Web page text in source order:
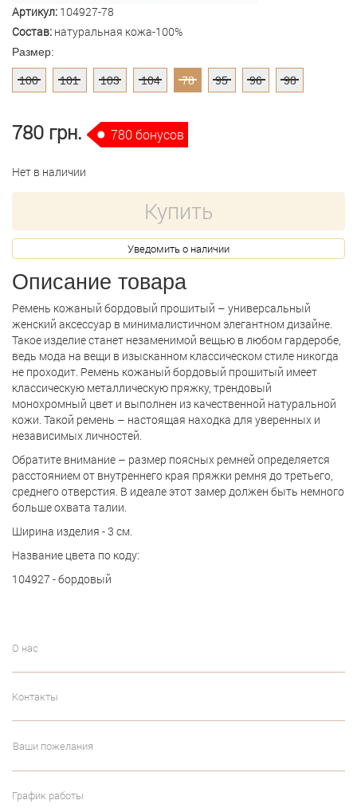
Артикул: 104927-78
Состав: натуральная кожа-100%
Размер:
100 101 103 104 78 95 96 98
780 грн. 780 бонусов
Нет в наличии
Купить
Уведомить о наличии
Описание товара
Ремень кожаный бордовый прошитый – универсальный
женский аксессуар в минималистичном элегантном дизайне.
Такое изделие станет незаменимой вещью в любом гардеробе,
ведь мода на вещи в изысканном классическом стиле никогда
не проходит. Ремень кожаный бордовый прошитый имеет
классическую металлическую пряжку, трендовый
монохромный цвет и выполнен из качественной натуральной
кожи. Такой ремень – настоящая находка для уверенных и
независимых личностей.
Обратите внимание – размер поясных ремней определяется
расстоянием от внутреннего края пряжки ремня до третьего,
среднего отверстия. В идеале этот замер должен быть немного
больше охвата талии.
Ширина изделия - 3 см.
Название цвета по коду:
104927 - бордовый
О нас
Контакты
Ваши пожелания
График работы